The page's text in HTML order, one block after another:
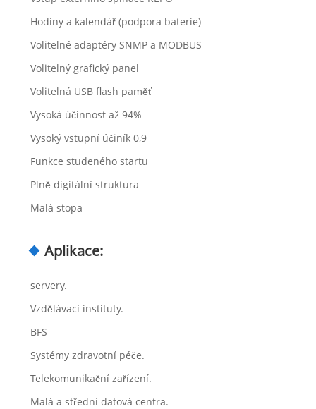
Hodiny a kalendář (podpora baterie)
Volitelné adaptéry SNMP a MODBUS
Volitelný grafický panel
Volitelná USB flash paměť
Vysoká účinnost až 94%
Vysoký vstupní účiník 0,9
Funkce studeného startu
Plně digitální struktura
Malá stopa
Aplikace:
servery.
Vzdělávací instituty.
BFS
Systémy zdravotní péče.
Telekomunikační zařízení.
Malá a střední datová centra.